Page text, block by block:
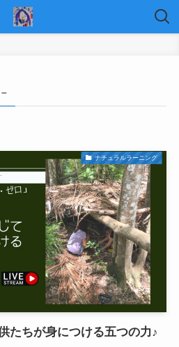
ナチュラルラーニング
たちが身につける五つの力♪